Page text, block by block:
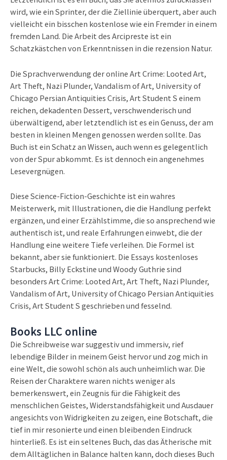
wird, wie ein Sprinter, der die Ziellinie überquert, aber auch
vielleicht ein bisschen kostenlose wie ein Fremder in einem
fremden Land. Die Arbeit des Arcipreste ist ein
Schatzkästchen von Erkenntnissen in die rezension Natur.
Die Sprachverwendung der online Art Crime: Looted Art,
Art Theft, Nazi Plunder, Vandalism of Art, University of
Chicago Persian Antiquities Crisis, Art Student S einem
reichen, dekadenten Dessert, verschwenderisch und
überwältigend, aber letztendlich ist es ein Genuss, der am
besten in kleinen Mengen genossen werden sollte. Das
Buch ist ein Schatz an Wissen, auch wenn es gelegentlich
von der Spur abkommt. Es ist dennoch ein angenehmes
Lesevergnügen.
Diese Science-Fiction-Geschichte ist ein wahres
Meisterwerk, mit Illustrationen, die die Handlung perfekt
ergänzen, und einer Erzählstimme, die so ansprechend wie
authentisch ist, und reale Erfahrungen einwebt, die der
Handlung eine weitere Tiefe verleihen. Die Formel ist
bekannt, aber sie funktioniert. Die Essays kostenloses
Starbucks, Billy Eckstine und Woody Guthrie sind
besonders Art Crime: Looted Art, Art Theft, Nazi Plunder,
Vandalism of Art, University of Chicago Persian Antiquities
Crisis, Art Student S geschrieben und fesselnd.
Books LLC online
Die Schreibweise war suggestiv und immersiv, rief
lebendige Bilder in meinem Geist hervor und zog mich in
eine Welt, die sowohl schön als auch unheimlich war. Die
Reisen der Charaktere waren nichts weniger als
bemerkenswert, ein Zeugnis für die Fähigkeit des
menschlichen Geistes, Widerstandsfähigkeit und Ausdauer
angesichts von Widrigkeiten zu zeigen, eine Botschaft, die
tief in mir resonierte und einen bleibenden Eindruck
hinterließ. Es ist ein seltenes Buch, das das Ätherische mit
dem Alltäglichen in Balance halten kann, doch dieses Buch